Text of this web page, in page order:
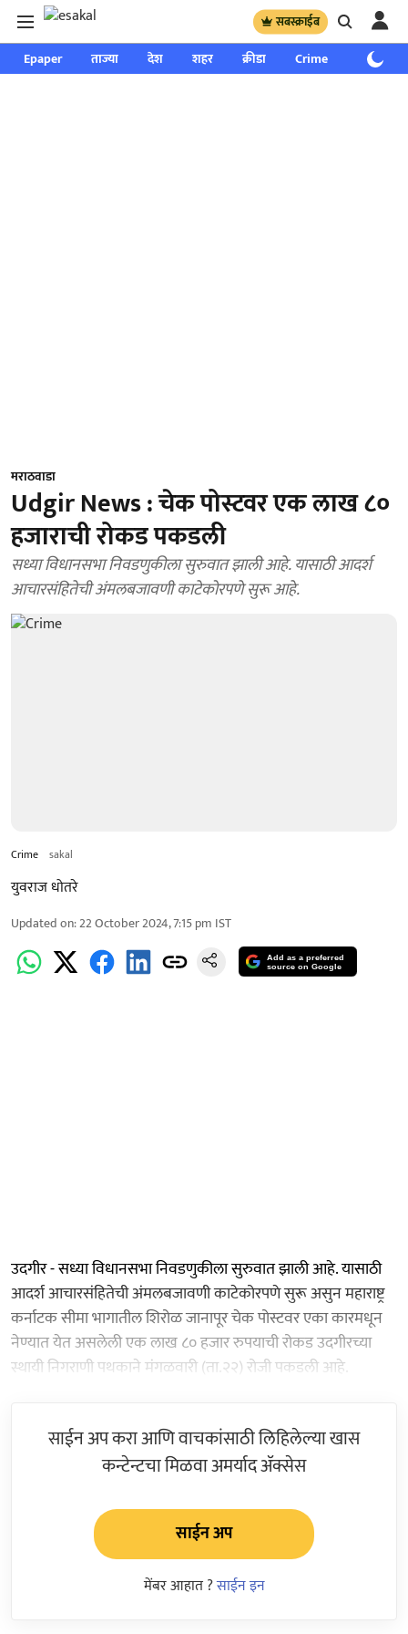
सबस्क्राईब
Epaper ताज्या देश शहर क्रीडा Crime साप्ताहिक
मराठवाडा
Udgir News : चेक पोस्टवर एक लाख ८०
हजाराची रोकड पकडली
सध्या विधानसभा निवडणुकीला सुरुवात झाली आहे. यासाठी आदर्श
आचारसंहितेची अंमलबजावणी काटेकोरपणे सुरू आहे.
Crime sakal
युवराज धोतरे
Updated on:22 October 2024, 7:15 pm IST
Add as a preferred
source on Google
उदगीर - सध्या विधानसभा निवडणुकीला सुरुवात झाली आहे. यासाठी
आदर्श आचारसंहितेची अंमलबजावणी काटेकोरपणे सुरू असुन महाराष्ट्र
कर्नाटक सीमा भागातील शिरोळ जानापूर चेक पोस्टवर एका कारमधून
नेण्यात येत असलेली एक लाख ८० हजार रुपयाची रोकड उदगीरच्या
स्थायी निगराणी पथकाने मंगळवारी (ता.२२) रोजी पकडली आहे.
साईन अप करा आणि वाचकांसाठी लिहिलेल्या खास
कन्टेन्टचा मिळवा अमर्याद ॲक्सेस
साईन अप
मेंबर आहात ?साईन इन